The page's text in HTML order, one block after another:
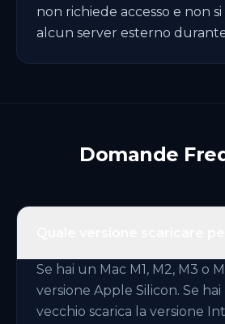
non richiede accesso e non
alcun server esterno
Domande
Se hai un Mac M1, M2, M3 o
versione Apple Silicon. Se
vecchio scarica la versione